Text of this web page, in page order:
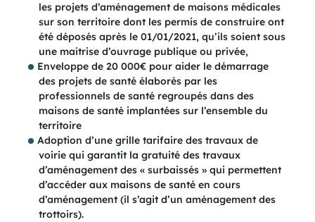
les projets d’aménagement de maisons médicales
sur son territoire dont les permis de construire ont
été déposés après le 01/01/2021, qu’ils soient sous
une maitrise d’ouvrage publique ou privée,​
Enveloppe de 20 000€ pour aider le démarrage
des projets de santé élaborés par les
professionnels de santé regroupés dans des
maisons de santé implantées sur l’ensemble du
territoire ​
Adoption d’une grille tarifaire des travaux de
voirie qui garantit la gratuité des travaux
d’aménagement des « surbaissés » qui permettent
d’accéder aux maisons de santé en cours
d’aménagement (il s’agit d’un aménagement des
trottoirs). ​